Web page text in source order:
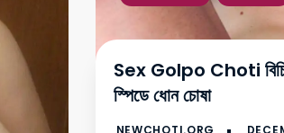
Sex Golpo Choti
স্পিডে ধোন চোষা